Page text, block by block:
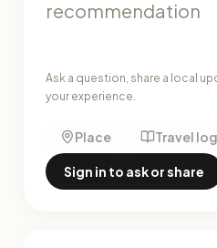
Ask a question, share a local
your experience.
Place Travel log
Sign in to ask or share